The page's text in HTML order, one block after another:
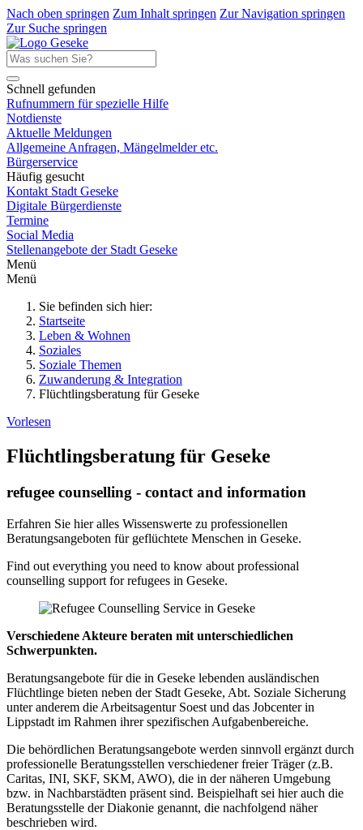
Nach oben springen Zum Inhalt springen Zur Navigation springen
Zur Suche springen
Schnell gefunden
Rufnummern für spezielle Hilfe
Notdienste
Aktuelle Meldungen
Allgemeine Anfragen, Mängelmelder etc.
Bürgerservice
Häufig gesucht
Kontakt Stadt Geseke
Digitale Bürgerdienste
Termine
Social Media
Stellenangebote der Stadt Geseke
Menü
Menü
Sie befinden sich hier:
Startseite
Leben & Wohnen
Soziales
Soziale Themen
Zuwanderung & Integration
Flüchtlingsberatung für Geseke
Vorlesen
Flüchtlingsberatung für Geseke
refugee counselling - contact and information
Erfahren Sie hier alles Wissenswerte zu professionellen
Beratungsangeboten für geflüchtete Menschen in Geseke.
Find out everything you need to know about professional
counselling support for refugees in Geseke.
Verschiedene Akteure beraten mit unterschiedlichen
Schwerpunkten.
Beratungsangebote für die in Geseke lebenden ausländischen
Flüchtlinge bieten neben der Stadt Geseke, Abt. Soziale Sicherung
unter anderem die Arbeitsagentur Soest und das Jobcenter in
Lippstadt im Rahmen ihrer spezifischen Aufgabenbereiche.
Die behördlichen Beratungsangebote werden sinnvoll ergänzt durch
professionelle Beratungsstellen verschiedener freier Träger (z.B.
Caritas, INI, SKF, SKM, AWO), die in der näheren Umgebung
bzw. in Nachbarstädten präsent sind. Beispielhaft sei hier auch die
Beratungsstelle der Diakonie genannt, die nachfolgend näher
beschrieben wird.